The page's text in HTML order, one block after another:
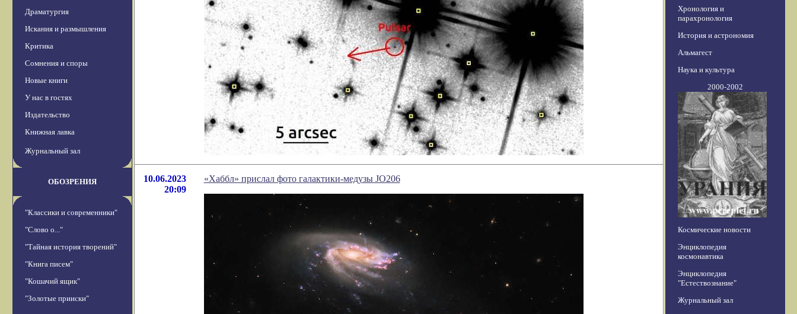
Драматургия
Искания и размышления
Критика
Сомнения и споры
Новые книги
У нас в гостях
Издательство
Книжная лавка
Журнальный зал
ОБОЗРЕНИЯ
"Классики и современники"
"Слово о..."
"Тайная история творений"
"Книга писем"
"Кошачий ящик"
"Золотые прииски"
10.06.2023
20:09
«Хаббл» прислал фото галактики-медузы JO206
Хронология и
парахронология
История и астрономия
Альмагест
Наука и культура
2000-2002
Космические новости
Энциклопедия
космонавтика
Энциклопедия
"Естествознание"
Журнальный зал